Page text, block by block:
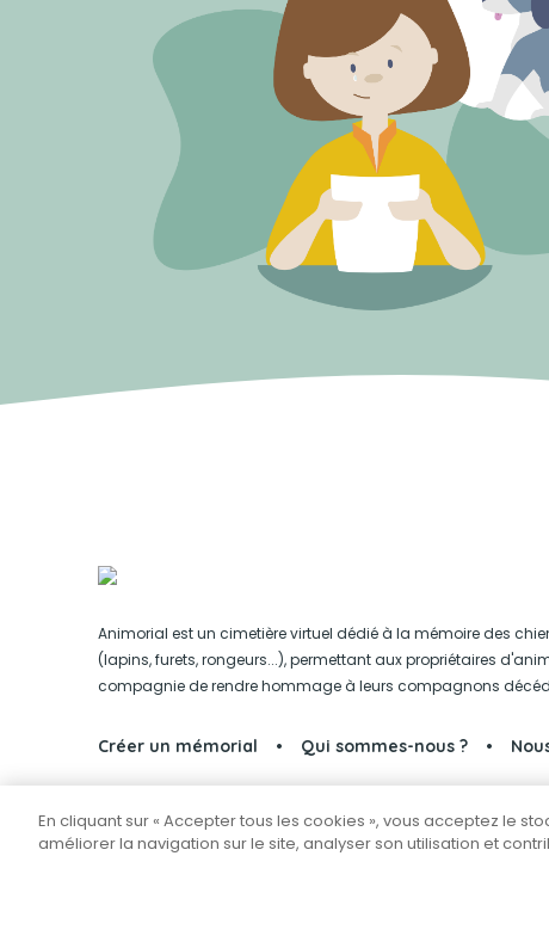
Animorial est un cimetière virtuel dédié à la mémoire des
(lapins, furets, rongeurs...), permettant aux propriétaires
compagnie de rendre hommage à leurs compagnons
Créer un mémorial Qui sommes-nous ?
Partager sur Facebook
En cliquant sur « Accepter tous les cookies », vous acceptez le
améliorer la navigation sur le site, analyser son utilisation et